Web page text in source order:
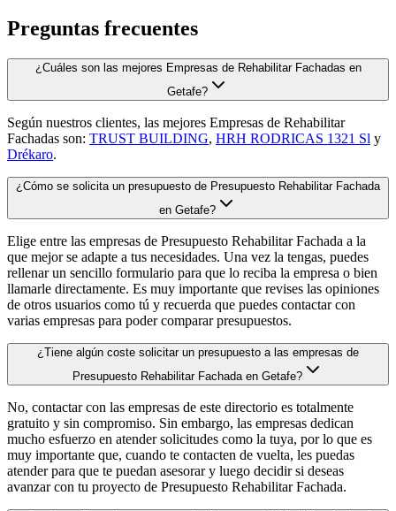
Preguntas frecuentes
¿Cuáles son las mejores Empresas de Rehabilitar Fachadas en
Getafe?
Según nuestros clientes, las mejores Empresas de Rehabilitar
Fachadas son: TRUST BUILDING, HRH RODRICAS 1321 Sl y
Drékaro.
¿Cómo se solicita un presupuesto de Presupuesto Rehabilitar Fachada
en Getafe?
Elige entre las empresas de Presupuesto Rehabilitar Fachada a la
que mejor se adapte a tus necesidades. Una vez la tengas, puedes
rellenar un sencillo formulario para que lo reciba la empresa o bien
llamarle directamente. Es muy importante que revises las opiniones
de otros usuarios como tú y recuerda que puedes contactar con
varias empresas para poder comparar presupuestos.
¿Tiene algún coste solicitar un presupuesto a las empresas de
Presupuesto Rehabilitar Fachada en Getafe?
No, contactar con las empresas de este directorio es totalmente
gratuito y sin compromiso. Sin embargo, las empresas dedican
mucho esfuerzo en atender solicitudes como la tuya, por lo que es
muy importante que, cuando te contacten de vuelta, les puedas
atender para que te puedan asesorar y luego decidir si deseas
avanzar con tu proyecto de Presupuesto Rehabilitar Fachada.